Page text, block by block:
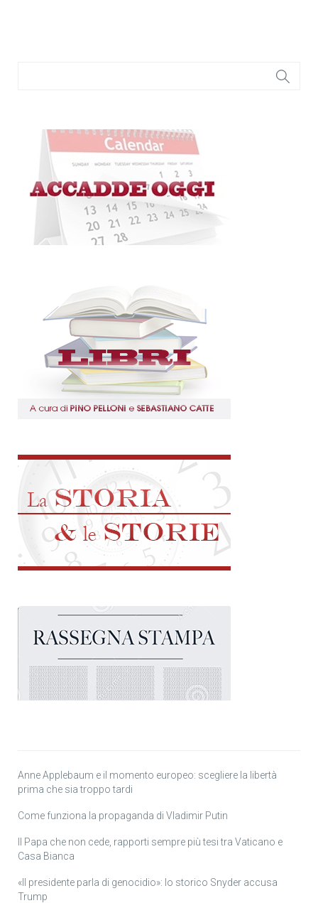
Anne Applebaum e il momento europeo: scegliere la libertà
prima che sia troppo tardi
Come funziona la propaganda di Vladimir Putin
Il Papa che non cede, rapporti sempre più tesi tra Vaticano e
Casa Bianca
«Il presidente parla di genocidio»: lo storico Snyder accusa
Trump